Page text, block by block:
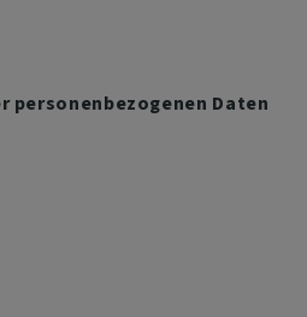
personenbezogenen Daten